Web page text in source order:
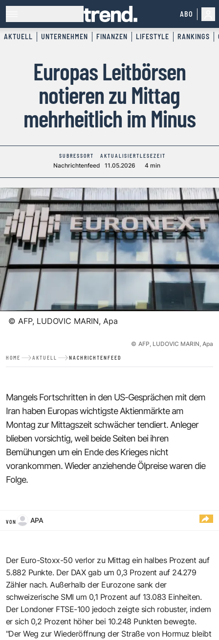
ABO
AKTUELL UNTERNEHMEN FINANZEN LIFESTYLE RANKINGS
Europas Leitbörsen
notieren zu Mittag
mehrheitlich im Minus
SUBRESSORT
Nachrichtenfeed
AKTUALISIERT
11.05.2026
LESEZEIT
4 min
© AFP, LUDOVIC MARIN, Apa
© AFP, LUDOVIC MARIN, Apa
HOME AKTUELL NACHRICHTENFEED
Mangels Fortschritten in den US-Gesprächen mit dem
Iran haben Europas wichtigste Aktienmärkte am
Montag zur Mittagszeit schwächer tendiert. Anleger
blieben vorsichtig, weil beide Seiten bei ihren
Bemühungen um ein Ende des Krieges nicht
vorankommen. Wieder anziehende Ölpreise waren die
Folge.
VON APA
Der Euro-Stoxx-50 verlor zu Mittag ein halbes Prozent auf
5.882 Punkte. Der DAX gab um 0,3 Prozent auf 24.279
Zähler nach. Außerhalb der Eurozone sank der
schweizerische SMI um 0,1 Prozent auf 13.083 Einheiten.
Der Londoner FTSE-100 jedoch zeigte sich robuster, indem
er sich 0,2 Prozent höher bei 10.248 Punkten bewegte.
"Der Weg zur Wiederöffnung der Straße von Hormuz bleibt